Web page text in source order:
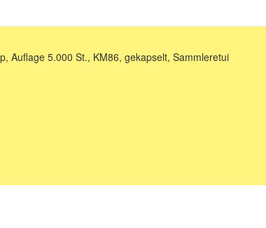
Auflage 5.000 St., KM86, gekapselt, Sammleretui